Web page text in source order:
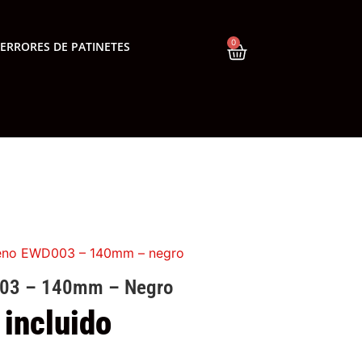
ERRORES DE PATINETES 0
EWD003 – 140mm – negro
– 140mm – Negro
incluido